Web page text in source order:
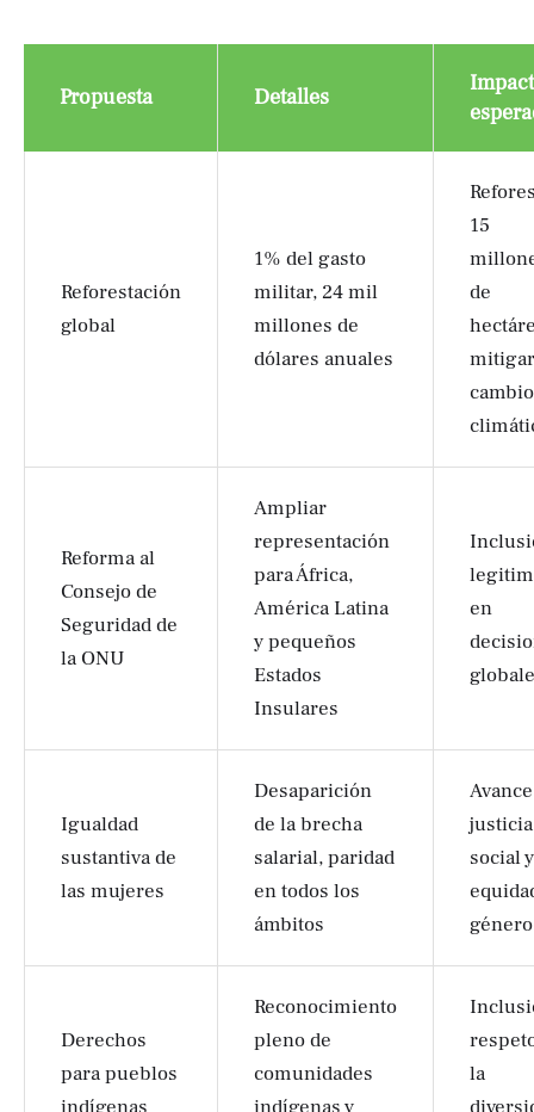
Propuesta Detalles
Reforestación
global
1% del gasto
militar, 24 mil
millones de
dólares anuales
15
de
cambio
Reforma al
Consejo de
Seguridad de
la ONU
Ampliar
representación
para África,
América Latina
y pequeños
Estados
Insulares
en
Igualdad
sustantiva de
las mujeres
Desaparición
de la brecha
salarial, paridad
en todos los
ámbitos
justicia
social y
género
Derechos
para pueblos
Reconocimiento
pleno de
comunidades
la